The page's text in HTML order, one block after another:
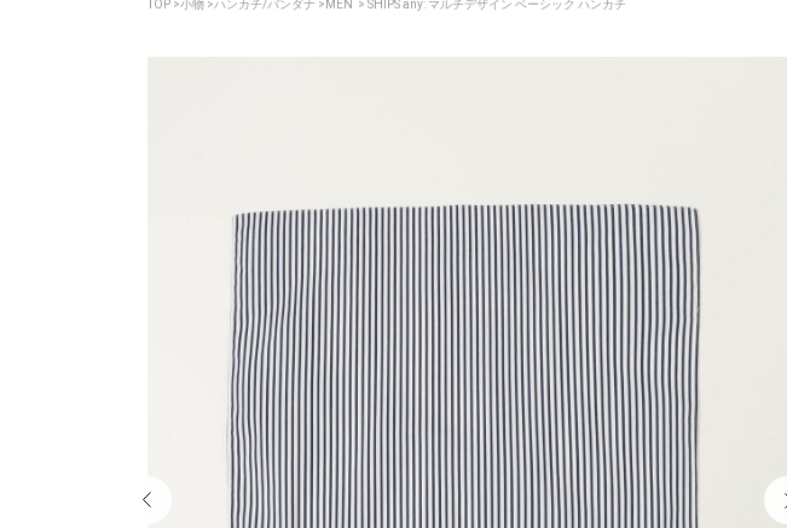
TOP >小物 >ハンカチ/バンダナ > MEN > SHIPS any: マルチデザイン ベーシック ハンカチ